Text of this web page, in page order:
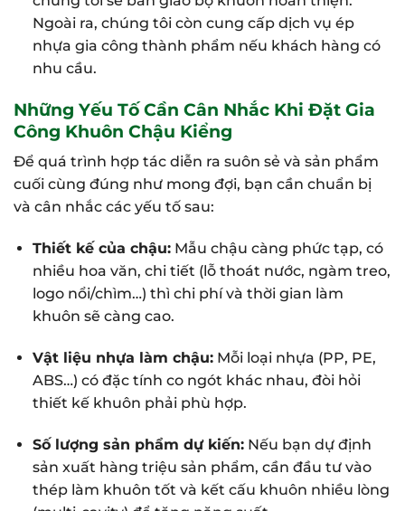
Ngoài ra, chúng tôi còn cung cấp dịch vụ ép
nhựa gia công thành phẩm nếu khách hàng có
nhu cầu.
Những Yếu Tố Cần Cân Nhắc Khi Đặt Gia
Công Khuôn Chậu Kiểng
Để quá trình hợp tác diễn ra suôn sẻ và sản phẩm
cuối cùng đúng như mong đợi, bạn cần chuẩn bị
và cân nhắc các yếu tố sau:
Thiết kế của chậu:Mẫu chậu càng phức tạp, có
nhiều hoa văn, chi tiết (lỗ thoát nước, ngàm treo,
logo nổi/chìm…) thì chi phí và thời gian làm
khuôn sẽ càng cao.
Vật liệu nhựa làm chậu:Mỗi loại nhựa (PP, PE,
ABS…) có đặc tính co ngót khác nhau, đòi hỏi
thiết kế khuôn phải phù hợp.
Số lượng sản phẩm dự kiến:Nếu bạn dự định
sản xuất hàng triệu sản phẩm, cần đầu tư vào
thép làm khuôn tốt và kết cấu khuôn nhiều lòng